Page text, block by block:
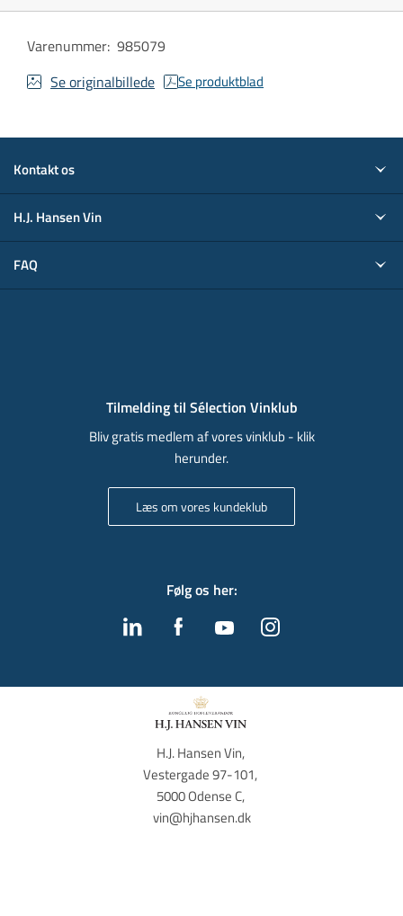
Varenummer: 985079
Se originalbillede
Se produktblad
Kontakt os
H.J. Hansen Vin
FAQ
Tilmelding til Sélection Vinklub
Bliv gratis medlem af vores vinklub - klik
herunder.
Læs om vores kundeklub
Følg os her:
H.J. Hansen Vin,
Vestergade 97-101,
5000 Odense C,
vin@hjhansen.dk